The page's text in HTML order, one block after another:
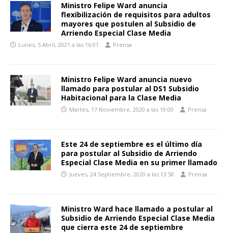
Ministro Felipe Ward anuncia
flexibilización de requisitos para adultos
mayores que postulen al Subsidio de
Arriendo Especial Clase Media
Lunes, 5 Abril, 2021 a las 16:01 Prensa
Ministro Felipe Ward anuncia nuevo
llamado para postular al DS1 Subsidio
Habitacional para la Clase Media
Martes, 17 Noviembre, 2020 a las 19:00 Prensa
Este 24 de septiembre es el último día
para postular al Subsidio de Arriendo
Especial Clase Media en su primer llamado
Jueves, 24 Septiembre, 2020 a las 13:50 Prensa
Ministro Ward hace llamado a postular al
Subsidio de Arriendo Especial Clase Media
que cierra este 24 de septiembre